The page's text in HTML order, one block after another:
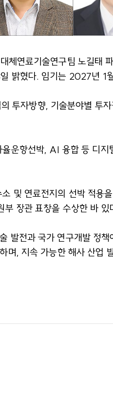
연료기술연구팀 노길태
밝혔다. 임기는 2027년 1
투자방향, 기술분야별 투
운항선박, AI 융합 등 디
및 연료전지의 선박 적용
장관 표창을 수상한 바 있
발전과 국가 연구개발 정
며, 지속 가능한 해사 산업